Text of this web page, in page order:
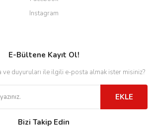
Instagram
E-Bültene Kayıt Ol!
ve duyuruları ile ilgili e-posta almak ister misiniz?
EKLE
Bizi Takip Edin